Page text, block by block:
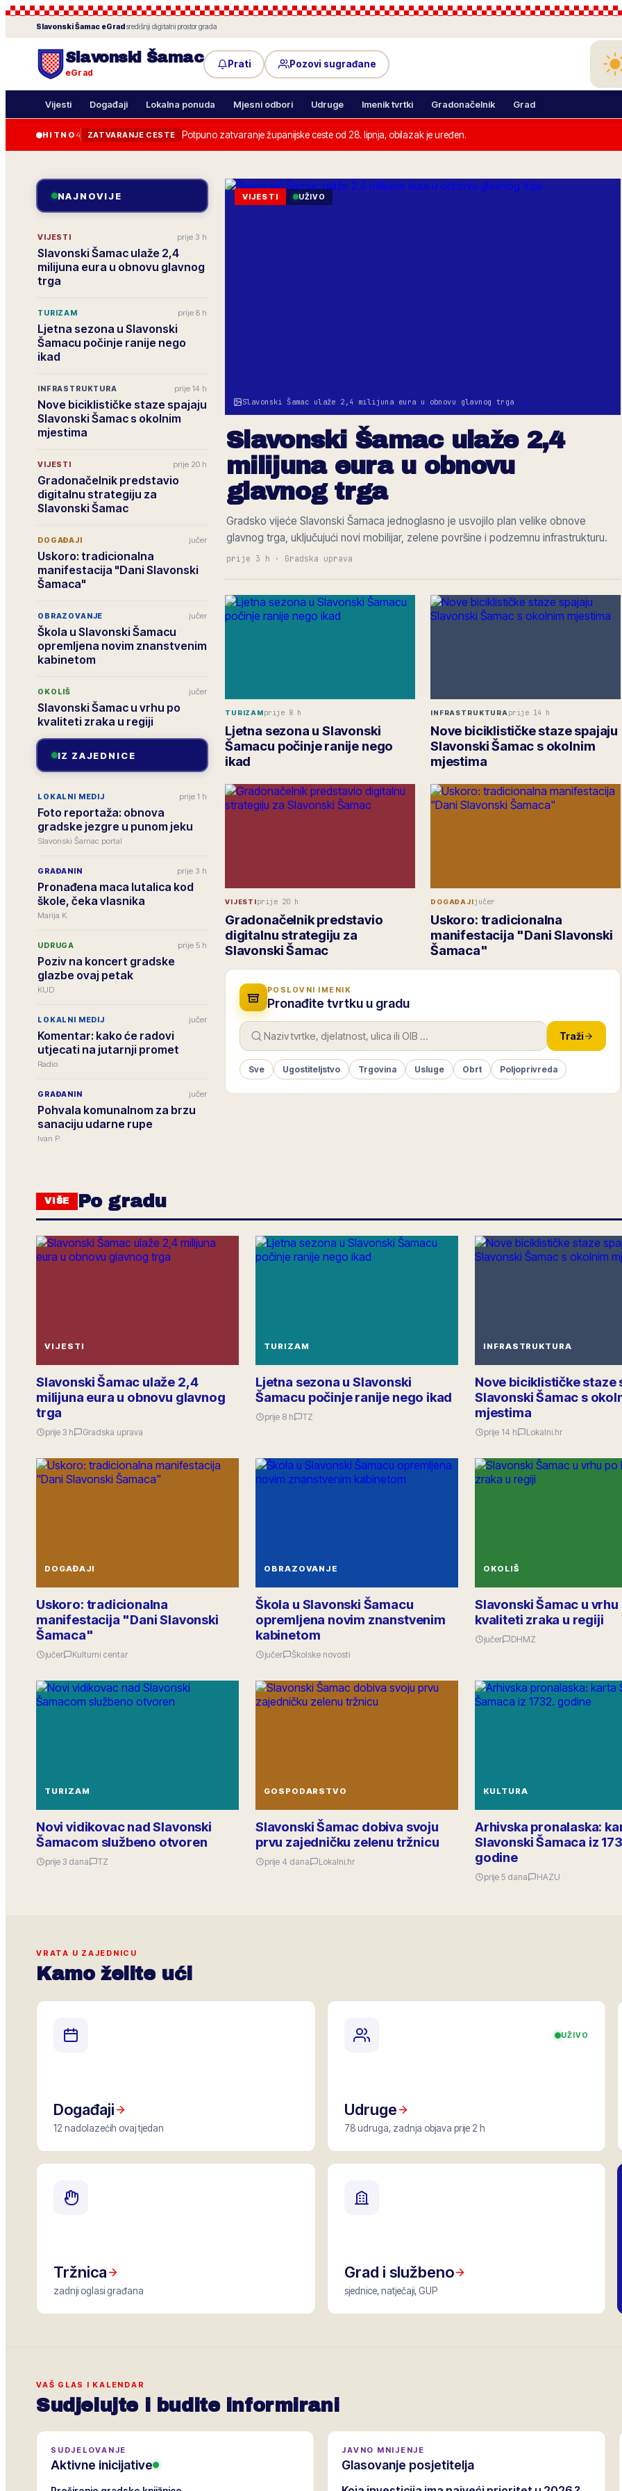
Slavonski Šamac eGradsredišnji digitalni prostor grada
Slavonski Šamac
eGrad
Prati Pozovi sugrađane
Vijesti Događaji Lokalna ponuda Mjesni odbori Udruge Imenik tvrtki Gradonačelnik Grad
HITNO 4 ZATVARANJE CESTE Potpuno zatvaranje županijske ceste od 28. lipnja, obilazak je uređen.
NAJNOVIJE
VIJESTI prije 3 h
Slavonski Šamac ulaže 2,4
milijuna eura u obnovu glavnog
trga
TURIZAM prije 8 h
Ljetna sezona u Slavonski
Šamacu počinje ranije nego
ikad
INFRASTRUKTURA prije 14 h
Nove biciklističke staze spajaju
Slavonski Šamac s okolnim
mjestima
VIJESTI prije 20 h
Gradonačelnik predstavio
digitalnu strategiju za
Slavonski Šamac
DOGAĐAJI jučer
Uskoro: tradicionalna
manifestacija "Dani Slavonski
Šamaca"
OBRAZOVANJE jučer
Škola u Slavonski Šamacu
opremljena novim znanstvenim
kabinetom
OKOLIŠ jučer
Slavonski Šamac u vrhu po
kvaliteti zraka u regiji
IZ ZAJEDNICE
LOKALNI MEDIJ prije 1 h
Foto reportaža: obnova
gradske jezgre u punom jeku
Slavonski Šamac portal
GRAĐANIN prije 3 h
Pronađena maca lutalica kod
škole, čeka vlasnika
Marija K.
UDRUGA prije 5 h
Poziv na koncert gradske
glazbe ovaj petak
KUD
LOKALNI MEDIJ jučer
Komentar: kako će radovi
utjecati na jutarnji promet
Radio
GRAĐANIN jučer
Pohvala komunalnom za brzu
sanaciju udarne rupe
Ivan P.
Slavonski Šamac ulaže 2,4 milijuna eura u obnovu glavnog trga
VIJESTI UŽIVO
Slavonski Šamac ulaže 2,4
milijuna eura u obnovu
glavnog trga
Gradsko vijeće Slavonski Šamaca jednoglasno je usvojilo plan velike obnove
glavnog trga, uključujući novi mobilijar, zelene površine i podzemnu infrastrukturu.
prije 3 h · Gradska uprava
TURIZAMprije 8 h
Ljetna sezona u Slavonski
Šamacu počinje ranije nego
ikad
INFRASTRUKTURA prije 14 h
Nove biciklističke staze spajaju
Slavonski Šamac s okolnim
mjestima
VIJESTIprije 20 h
Gradonačelnik predstavio
digitalnu strategiju za
Slavonski Šamac
DOGAĐAJIjučer
Uskoro: tradicionalna
manifestacija "Dani Slavonski
Šamaca"
POSLOVNI IMENIK
Pronađite tvrtku u gradu
Traži
Sve Ugostiteljstvo Trgovina Usluge Obrt Poljoprivreda
VIŠE Po gradu
VIJESTI
Slavonski Šamac ulaže 2,4
milijuna eura u obnovu glavnog
trga
prije 3 h Gradska uprava
TURIZAM
Ljetna sezona u Slavonski
Šamacu počinje ranije nego ikad
prije 8 h TZ
INFRASTRUKTURA
Nove biciklističke staze
Slavonski Šamac s
mjestima
prije 14 h Lokalni.hr
DOGAĐAJI
Uskoro: tradicionalna
manifestacija "Dani Slavonski
Šamaca"
jučer Kulturni centar
OBRAZOVANJE
Škola u Slavonski Šamacu
opremljena novim znanstvenim
kabinetom
jučer Školske novosti
OKOLIŠ
Slavonski Šamac u vrhu
kvaliteti zraka u regiji
jučer DHMZ
TURIZAM
Novi vidikovac nad Slavonski
Šamacom službeno otvoren
prije 3 dana TZ
GOSPODARSTVO
Slavonski Šamac dobiva svoju
prvu zajedničku zelenu tržnicu
prije 4 dana Lokalni.hr
KULTURA
Arhivska pronalaska:
Slavonski Šamaca iz
godine
prije 5 dana HAZU
VRATA U ZAJEDNICU
Kamo želite ući
Događaji
12 nadolazećih ovaj tjedan
UŽIVO
Udruge
78 udruga, zadnja objava prije 2 h
Tržnica
zadnji oglasi građana
Grad i službeno
sjednice, natječaji, GUP
VAŠ GLAS I KALENDAR
Sudjelujte i budite informirani
SUDJELOVANJE
Aktivne inicijative
JAVNO MNIJENJE
Glasovanje posjetitelja